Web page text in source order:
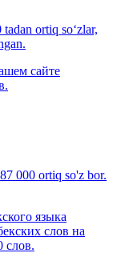
ortiq so‘zlar,
сайте
000 ortiq so'z bor.
языка
слов на
слов.